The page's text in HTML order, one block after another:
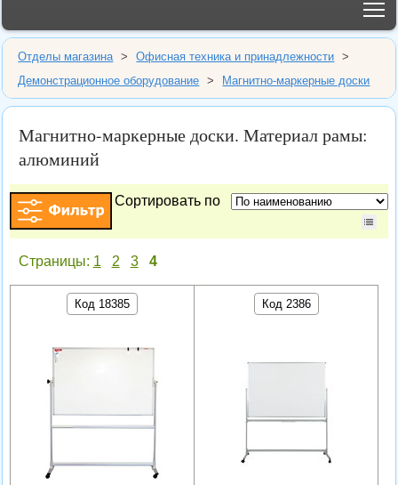
Отделы магазина > Офисная техника и принадлежности
>
Демонстрационное оборудование
> Магнитно-маркерные доски
Магнитно-маркерные доски. Материал рамы:
алюминий
Сортировать по
Страницы: 1 2 3 4
Код 18385 Код 2386